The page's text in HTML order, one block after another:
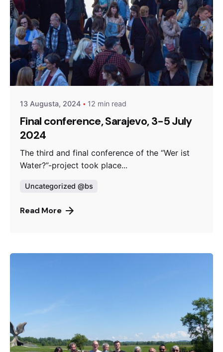
Posted by
admin
13 Augusta, 2024 12 min read
Final conference, Sarajevo, 3-5 July
2024
The third and final conference of the “Wer ist
Water?”-project took place...
Uncategorized @bs
Read More